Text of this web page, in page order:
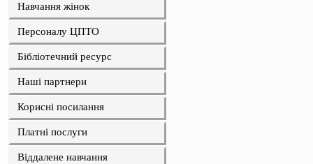
Навчання жінок
Персоналу ЦПТО
Бібліотечний ресурс
Наші партнери
Корисні посилання
Платні послуги
Віддалене навчання